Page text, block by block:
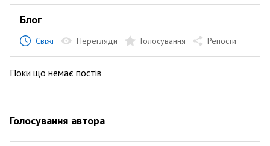
Блог
Свіжі Перегляди Голосування Репости
Поки що немає постів
Голосування автора